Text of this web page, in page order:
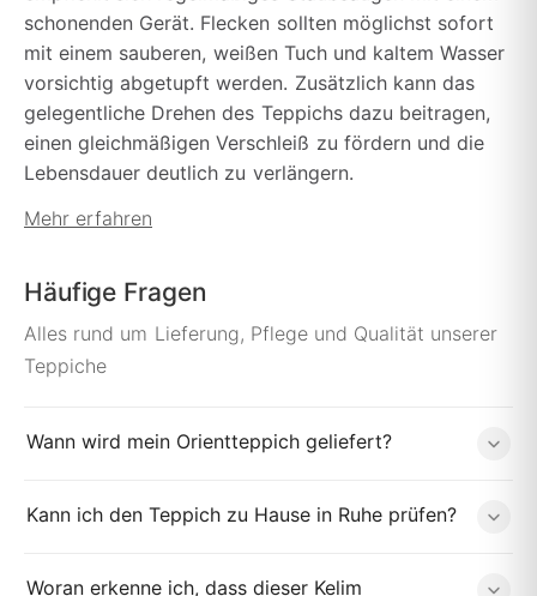
schonenden Gerät. Flecken sollten möglichst sofort
mit einem sauberen, weißen Tuch und kaltem Wasser
vorsichtig abgetupft werden. Zusätzlich kann das
gelegentliche Drehen des Teppichs dazu beitragen,
einen gleichmäßigen Verschleiß zu fördern und die
Lebensdauer deutlich zu verlängern.
Mehr erfahren
Häufige Fragen
Alles rund um Lieferung, Pflege und Qualität unserer
Teppiche
Wann wird mein Orientteppich geliefert?
Kann ich den Teppich zu Hause in Ruhe prüfen?
Woran erkenne ich, dass dieser Kelim